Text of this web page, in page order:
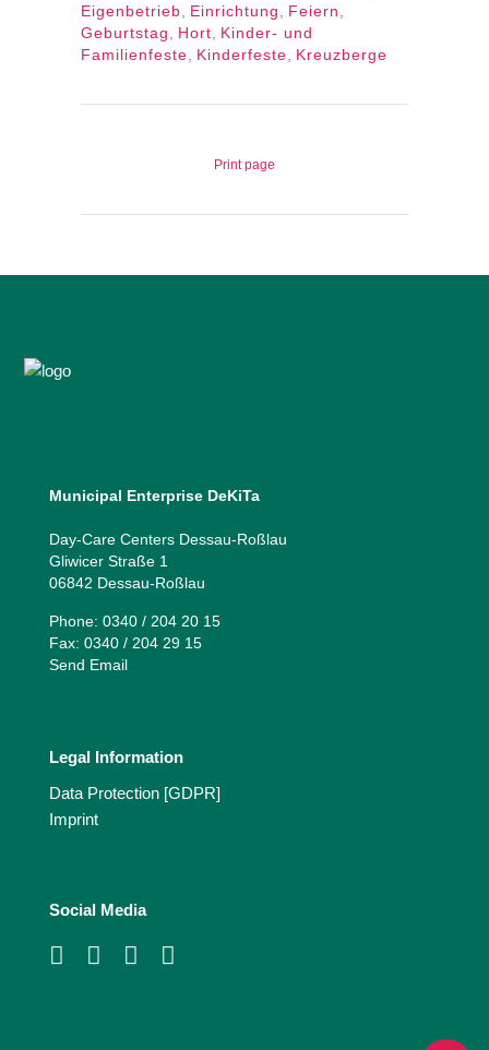
Eigenbetrieb
Einrichtung Feiern
Geburtstag
Hort
Kinder- und
Familienfeste
Kinderfeste Kreuzberge
Print page
Municipal Enterprise DeKiTa
Day-Care Centers Dessau-Roßlau
Gliwicer Straße 1
06842 Dessau-Roßlau
Phone: 0340 / 204 20 15
Fax: 0340 / 204 29 15
Send Email
Legal Information
Data Protection [GDPR]
Imprint
Social Media